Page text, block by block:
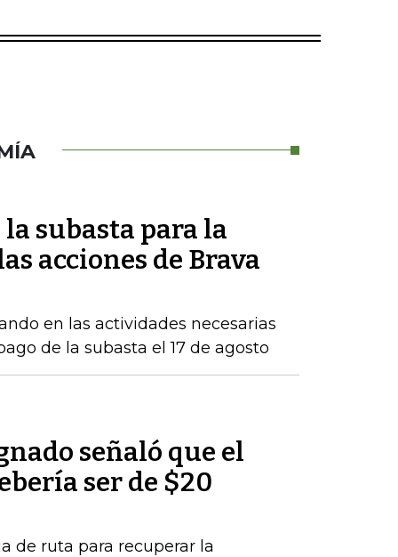
subasta para la
acciones de Brava
en las actividades necesarias
de la subasta el 17 de agosto
señaló que el
ser de $20
de ruta para recuperar la